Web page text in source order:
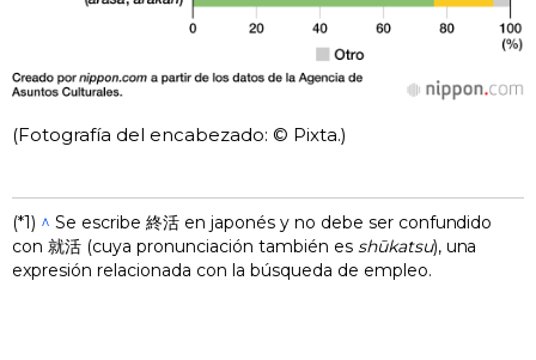
(Fotografía del encabezado: © Pixta.)
(*1) ^ Se escribe 終活 en japonés y no debe ser confundido
con 就活 (cuya pronunciación también es shūkatsu), una
expresión relacionada con la búsqueda de empleo.